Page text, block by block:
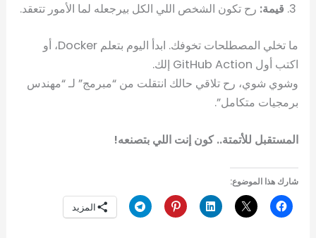
قيمة: رح تكون الشخص اللي الكل بيرجعله لما الأمور تتعقد.
ما تخلي المصطلحات تخوفك. ابدأ اليوم بتعلم Docker، أو
اكتب أول GitHub Action إلك.
وشوي شوي، رح تلاقي حالك انتقلت من “مبرمج” لـ “مهندس
برمجيات متكامل”.
المستقبل للأتمتة.. كون إنت اللي بتصنعه!
شارك هذا الموضوع:
المزيد